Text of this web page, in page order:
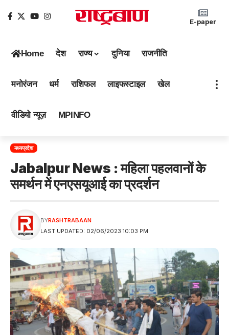
E-paper
Home देश राज्य दुनिया राजनीति
मनोरंजन धर्म राशिफल लाइफस्टाइल खेल
वीडियो न्यूज़ MPINFO
मध्यप्रदेश
Jabalpur News : महिला पहलवानों के
समर्थन में एनएसयूआई का प्रदर्शन
LAST UPDATED: 02/06/2023 10:03 PM
BYRASHTRABAAN